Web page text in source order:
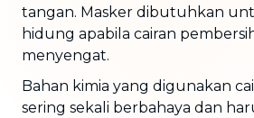
tangan. Masker dibutuhkan
hidung apabila cairan
menyengat.
Bahan kimia yang digunakan
sering sekali berbahaya dan